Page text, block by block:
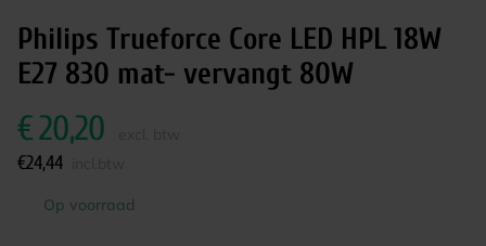
Philips Trueforce Core LED HPL 18W
E27 830 mat- vervangt 80W
€20,20
€24,44
Op voorraad